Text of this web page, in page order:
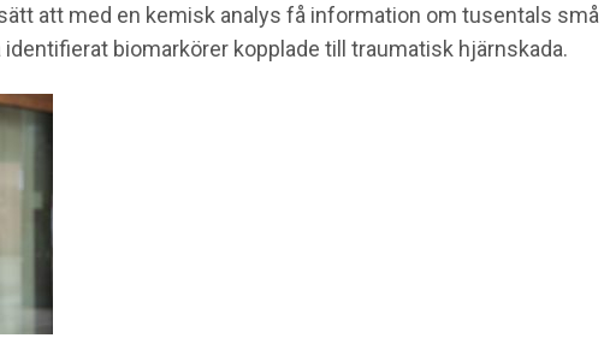
att med en kemisk analys få information om tusentals små
biomarkörer kopplade till traumatisk hjärnskada.